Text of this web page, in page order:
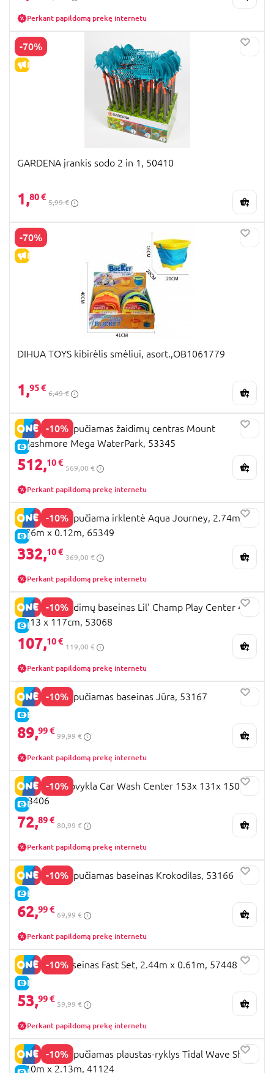
Perkant papildomą prekę internetu
-70%
IŠPARDAVIMAS
GARDENA įrankis sodo 2 in 1, 50410
1,80 €
5,99 €
-70%
IŠPARDAVIMAS
DIHUA TOYS kibirėlis smėliui, asort.,OB1061779
1,95 €
6,49 €
-10%
E-KAINA
BESTWAY pripučiamas žaidimų centras Mount
Splashmore Mega WaterPark, 53345
512,10 €
569,00 €
Perkant papildomą prekę internetu
-10%
E-KAINA
BESTWAY pripučiama irklentė Aqua Journey, 2.74m x
0.76m x 0.12m, 65349
332,10 €
369,00 €
Perkant papildomą prekę internetu
-10%
E-KAINA
BESTWAY žaidimų baseinas Lil' Champ Play Center 435
x 213 x 117cm, 53068
107,10 €
119,00 €
Perkant papildomą prekę internetu
-10%
E-KAINA
BESTWAY pripučiamas baseinas Jūra, 53167
89,99 €
99,99 €
Perkant papildomą prekę internetu
-10%
E-KAINA
BESTWAY plovykla Car Wash Center 153x 131x 150cm
, 93406
72,89 €
80,99 €
Perkant papildomą prekę internetu
-10%
E-KAINA
BESTWAY pripučiamas baseinas Krokodilas, 53166
62,99 €
69,99 €
Perkant papildomą prekę internetu
-10%
E-KAINA
BESTWAY baseinas Fast Set, 2.44m x 0.61m, 57448
53,99 €
59,99 €
Perkant papildomą prekę internetu
-10%
BESTWAY pripučiamas plaustas-ryklys Tidal Wave Shark
3.10m x 2.13m, 41124